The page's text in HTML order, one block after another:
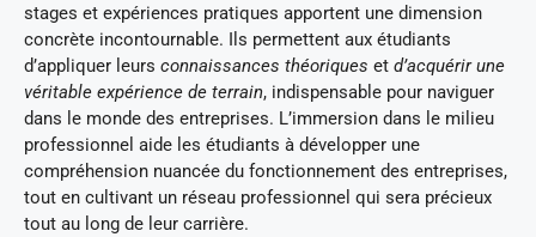
stages et expériences pratiques apportent une dimension
concrète incontournable. Ils permettent aux étudiants
d’appliquer leurs connaissances théoriques et d’acquérir une
véritable expérience de terrain, indispensable pour naviguer
dans le monde des entreprises. L’immersion dans le milieu
professionnel aide les étudiants à développer une
compréhension nuancée du fonctionnement des entreprises,
tout en cultivant un réseau professionnel qui sera précieux
tout au long de leur carrière.